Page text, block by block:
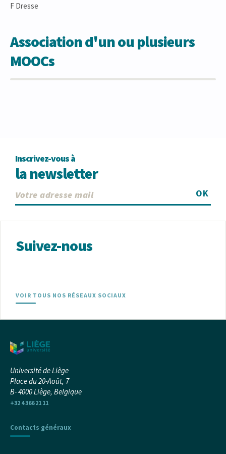
F Dresse
Association d'un ou plusieurs
MOOCs
Inscrivez-vous à
la newsletter
OK
Suivez-nous
VOIR TOUS NOS RÉSEAUX SOCIAUX
Université de Liège
Place du 20-Août, 7
B- 4000 Liège, Belgique
+32 4 366 21 11
Contacts généraux